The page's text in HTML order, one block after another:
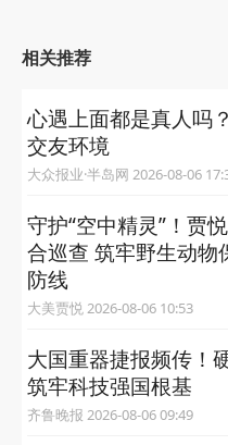
相关推荐
心遇上面都是真人吗
交友环境
大众报业·半岛网 2026-08-06
守护“空中精灵”！贾
合巡查 筑牢野生动物
防线
大美贾悦 2026-08-06 10:53
大国重器捷报频传！
筑牢科技强国根基
齐鲁晚报 2026-08-06 09:49